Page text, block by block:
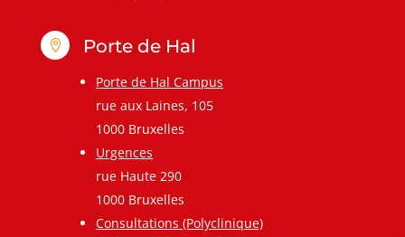
 Porte de Hal
Porte de Hal Campus
rue aux Laines, 105
1000 Bruxelles
Urgences
rue Haute 290
1000 Bruxelles
Consultations (Polyclinique)